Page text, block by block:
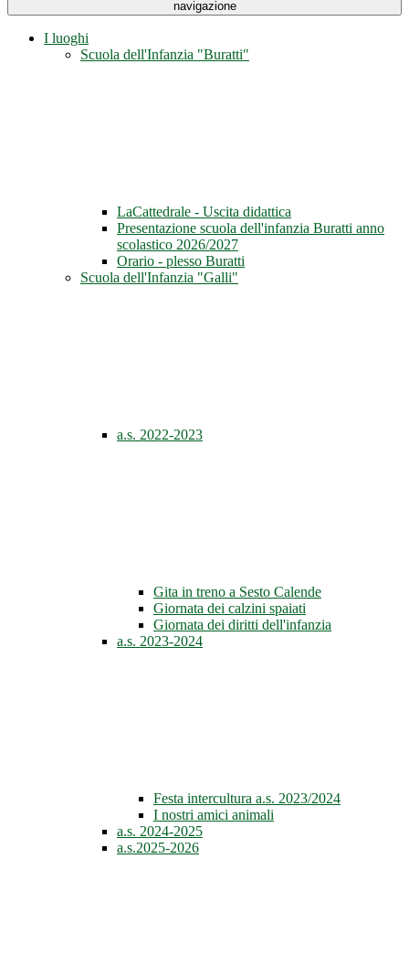
navigazione
I luoghi
Scuola dell'Infanzia "Buratti"
LaCattedrale - Uscita didattica
Presentazione scuola dell'infanzia Buratti anno
scolastico 2026/2027
Orario - plesso Buratti
Scuola dell'Infanzia "Galli"
a.s. 2022-2023
Gita in treno a Sesto Calende
Giornata dei calzini spaiati
Giornata dei diritti dell'infanzia
a.s. 2023-2024
Festa intercultura a.s. 2023/2024
I nostri amici animali
a.s. 2024-2025
a.s.2025-2026